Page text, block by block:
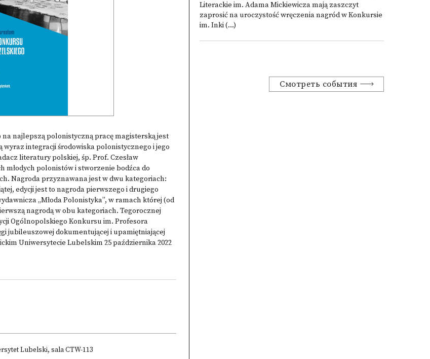
najlepszą polonistyczną pracę magisterską jest
integracji środowiska polonistycznego i jego
literatury polskiej, śp. Prof. Czesław
polonistów i stworzenie bodźca do
Nagroda przyznawana jest w dwu kategoriach:
edycji jest to nagroda pierwszego i drugiego
„Młoda Polonistyka”, w ramach której (od
nagrodą w obu kategoriach. Tegorocznej
Ogólnopolskiego Konkursu im. Profesora
jubileuszowej dokumentującej i upamiętniającej
Uniwersytecie Lubelskim 25 października 2022
Lubelski, sala CTW-113
Literackie im. Adama Mickiewicza mają zaszczyt
zaprosić na uroczystość wręczenia nagród w Konkursie
im. Inki (...)
Смотреть события